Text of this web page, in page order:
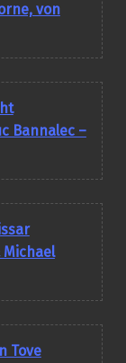
von
Bannalec –
Michael
Tove